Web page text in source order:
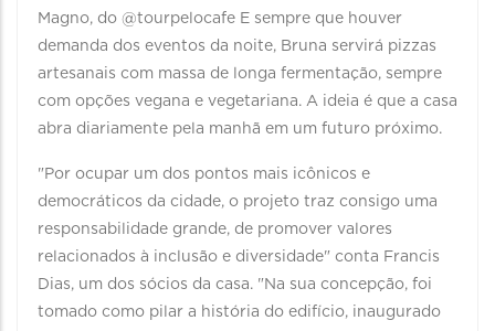
Magno, do @tourpelocafe E sempre que houver
demanda dos eventos da noite, Bruna servirá pizzas
artesanais com massa de longa fermentação, sempre
com opções vegana e vegetariana. A ideia é que a casa
abra diariamente pela manhã em um futuro próximo.
"Por ocupar um dos pontos mais icônicos e
democráticos da cidade, o projeto traz consigo uma
responsabilidade grande, de promover valores
relacionados à inclusão e diversidade" conta Francis
Dias, um dos sócios da casa. "Na sua concepção, foi
tomado como pilar a história do edifício, inaugurado